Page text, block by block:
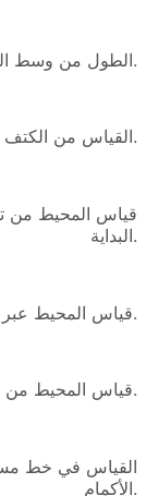
الطول من وسط الجزء الخلفي وصولا إلى أسفل الثوب.
القياس من الكتف إلى الكتف الآخر عبر الظهر.
قياس المحيط من
البداية.
قياس المحيط عبر خط الخصر.
قياس المحيط من الورك والعودة إلى نقطة البداية.
القياس في خط
الأكمام.